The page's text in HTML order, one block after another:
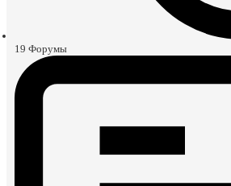
19 Форумы